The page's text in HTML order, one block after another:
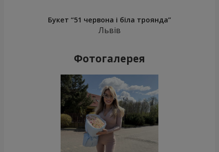
Букет “51 червона і біла троянда”
Львів
Фотогалерея